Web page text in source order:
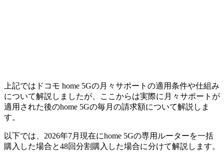
上記ではドコモ home 5Gの月々サポートの適用条件や仕組み
について解説しましたが、ここからは実際に月々サポートが
適用された後のhome 5Gの毎月の請求額について解説しま
す。
以下では、2026年7月現在にhome 5Gの専用ルーターを一括
購入した場合と48回分割購入した場合に分けて解説します。